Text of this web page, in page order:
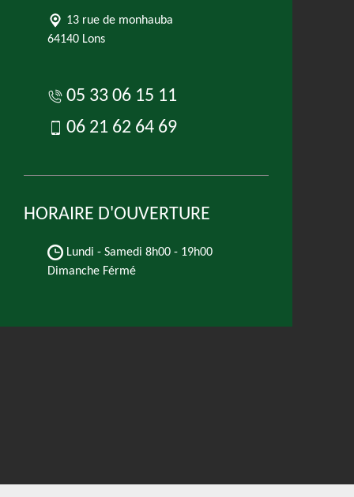
13 rue de monhauba
64140 Lons
05 33 06 15 11
06 21 62 64 69
HORAIRE D'OUVERTURE
Lundi - Samedi 8h00 - 19h00
Dimanche Férmé